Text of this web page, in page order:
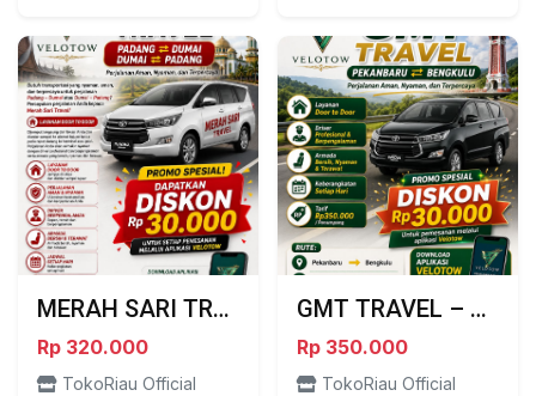
MERAH SARI TRAVEL – PADANG ⇄ DUMAI
Rp 320.000
TokoRiau Official
GMT TRAVEL – PILIHAN TERBAIK PERJALANAN PEKANBARU ⇄ BENGKULU
Rp 350.000
TokoRiau Official